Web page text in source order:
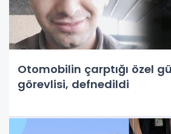
Otomobilin çarptığı özel
görevlisi, defnedildi